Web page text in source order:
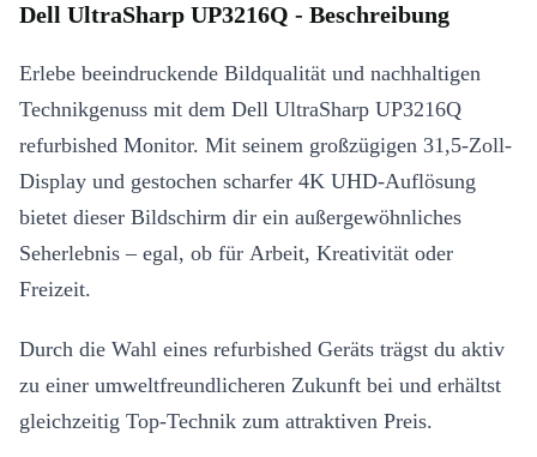
Dell UltraSharp UP3216Q - Beschreibung
Erlebe beeindruckende Bildqualität und nachhaltigen
Technikgenuss mit dem Dell UltraSharp UP3216Q
refurbished Monitor. Mit seinem großzügigen 31,5-Zoll-
Display und gestochen scharfer 4K UHD-Auflösung
bietet dieser Bildschirm dir ein außergewöhnliches
Seherlebnis – egal, ob für Arbeit, Kreativität oder
Freizeit.
Durch die Wahl eines refurbished Geräts trägst du aktiv
zu einer umweltfreundlicheren Zukunft bei und erhältst
gleichzeitig Top-Technik zum attraktiven Preis.